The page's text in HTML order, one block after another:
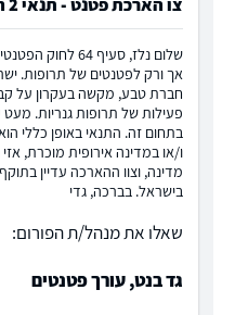
שלום נלז, סעיף 64
אך ורק לפטנטים של תרופות.
חברת טבע, מקשה בעקרון על
פעילות של תרופות גנריות.
בתחום זה. התנאי באופן כללי
ו/או במדינה אירופית מוכרת,
מדינה, וצוו ההארכה עדיין
בישראל. בברכה, גדי
שאלו את מנהל/ת הפורום:
גד בנט, עורך פטנטים